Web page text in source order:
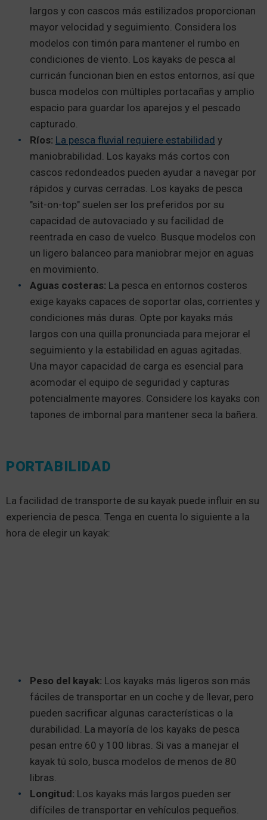
largos y con cascos más estilizados proporcionan
mayor velocidad y seguimiento. Considera los
modelos con timón para mantener el rumbo en
condiciones de viento. Los kayaks de pesca al
curricán funcionan bien en estos entornos, así que
busca modelos con múltiples portacañas y amplio
espacio para guardar los aparejos y el pescado
capturado.
Ríos: La pesca fluvial requiere estabilidad y
maniobrabilidad. Los kayaks más cortos con
cascos redondeados pueden ayudar a navegar por
rápidos y curvas cerradas. Los kayaks de pesca
"sit-on-top" suelen ser los preferidos por su
capacidad de autovaciado y su facilidad de
reentrada en caso de vuelco. Busque modelos con
un ligero balanceo para maniobrar mejor en aguas
en movimiento.
Aguas costeras: La pesca en entornos costeros
exige kayaks capaces de soportar olas, corrientes y
condiciones más duras. Opte por kayaks más
largos con una quilla pronunciada para mejorar el
seguimiento y la estabilidad en aguas agitadas.
Una mayor capacidad de carga es esencial para
acomodar el equipo de seguridad y capturas
potencialmente mayores. Considere los kayaks con
tapones de imbornal para mantener seca la bañera.
PORTABILIDAD
La facilidad de transporte de su kayak puede influir en su
experiencia de pesca. Tenga en cuenta lo siguiente a la
hora de elegir un kayak:
Peso del kayak: Los kayaks más ligeros son más
fáciles de transportar en un coche y de llevar, pero
pueden sacrificar algunas características o la
durabilidad. La mayoría de los kayaks de pesca
pesan entre 60 y 100 libras. Si vas a manejar el
kayak tú solo, busca modelos de menos de 80
libras.
Longitud: Los kayaks más largos pueden ser
difíciles de transportar en vehículos pequeños.